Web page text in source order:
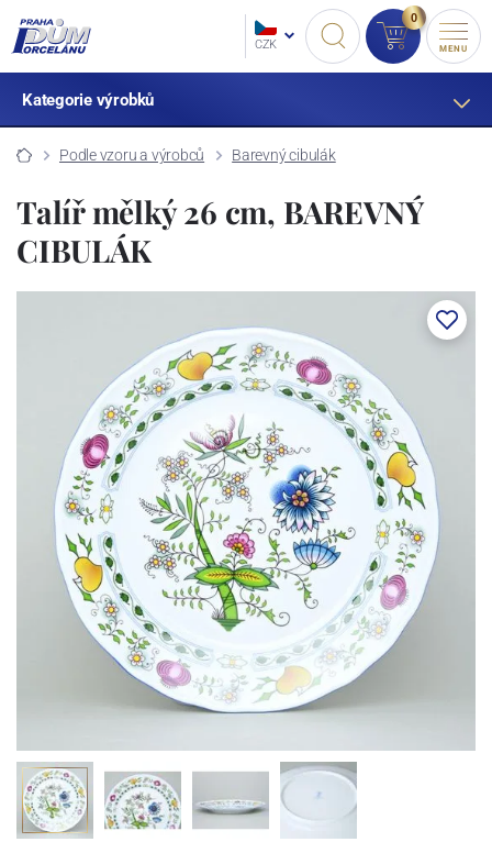
CZK
0
MENU
Kategorie výrobků
Podle vzoru a výrobců Barevný cibulák
Talíř mělký 26 cm, BAREVNÝ
CIBULÁK